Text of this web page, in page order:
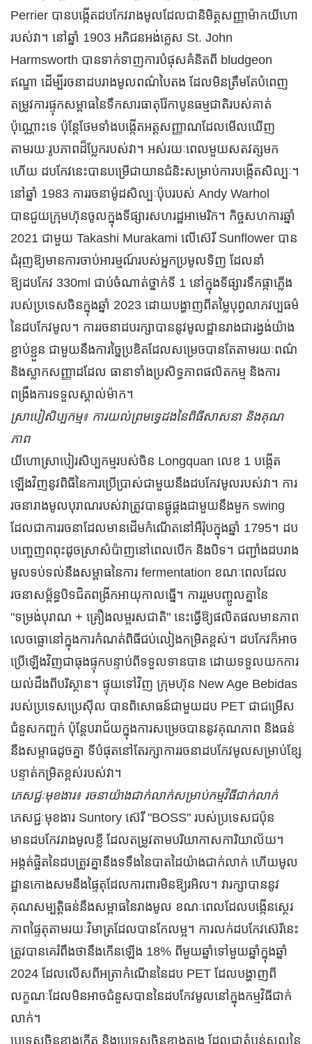
Perrier បានបង្កើតដបកែវរាងមូលដែលជានិមិត្តសញ្ញាម៉ាកយីហោ
របស់វា។ នៅឆ្នាំ 1903 អភិជនអង់គ្លេស St. John
Harmsworth បានទាក់ទាញការបំផុសគំនិតពី bludgeon
ឥណ្ឌា ដើម្បីរចនាដបរាងមូលពណ៌បៃតង ដែលមិនត្រឹមតែបំពេញ
តម្រូវការផ្ទុកសម្ពាធនៃទឹកសារធាតុរ៉ែកាបូនធម្មជាតិរបស់គាត់
ប៉ុណ្ណោះទេ ប៉ុន្តែថែមទាំងបង្កើតអត្តសញ្ញាណដែលមើលឃើញ
តាមរយៈរូបភាពដ៏ប្លែករបស់វា។ អស់រយៈពេលមួយសតវត្សមក
ហើយ ដបកែវនេះបានបម្រើជាយានជំនិះសម្រាប់ការបង្កើតសិល្បៈ។
នៅឆ្នាំ 1983 ការរចនាម៉ូដសិល្បៈប៉ុបរបស់ Andy Warhol
បានជួយក្រុមហ៊ុនចូលក្នុងទីផ្សារសហរដ្ឋអាមេរិក។ កិច្ចសហការឆ្នាំ
2021 ជាមួយ Takashi Murakami លើស៊េរី Sunflower បាន
ជំរុញឱ្យមានការចាប់អារម្មណ៍របស់អ្នកប្រមូលទិញ ដែលនាំ
ឱ្យដបកែវ 330ml ជាប់ចំណាត់ថ្នាក់ទី 1 នៅក្នុងទីផ្សារទឹកផ្កាភ្លើង
របស់ប្រទេសចិនក្នុងឆ្នាំ 2023 ដោយបង្ហាញពីតម្លៃបុព្វលាភវប្បធម៌
នៃដបកែវមូល។ ការរចនាដបរក្សាបាននូវមូលដ្ឋានរាងជារង្វង់យ៉ាង
ខ្ជាប់ខ្ជួន ជាមួយនឹងការច្នៃប្រឌិតដែលសម្រេចបានតែតាមរយៈពណ៌
និងស្លាកសញ្ញាដដែល ធានាទាំងប្រសិទ្ធភាពផលិតកម្ម និងការ
ពង្រឹងការទទួលស្គាល់ម៉ាក។
ស្រាបៀសិប្បកម្ម៖ ការយល់ព្រមទ្វេដងនៃពិធីសាសនា និងគុណ
ភាព
យីហោស្រាបៀរសិប្បកម្មរបស់ចិន Longquan លេខ 1 បង្កើត
ឡើងវិញនូវពិធីនៃការប្រើប្រាស់ជាមួយនឹងដបកែវមូលរបស់វា។ ការ
រចនារាងមូលបុរាណរបស់វាត្រូវបានផ្គូផ្គងជាមួយនឹងមួក swing
ដែលជាការរចនាដែលមានដើមកំណើតនៅអឺរ៉ុបក្នុងឆ្នាំ 1795។ ដប
បញ្ចេញពពុះដូចស្រាសំប៉ាញនៅពេលបើក និងបិទ។ ជញ្ជាំងដបរាង
មូលទប់ទល់នឹងសម្ពាធនៃការ fermentation ខណៈពេលដែល
រចនាសម្ព័ន្ធបិទជិតពង្រីកអាយុកាលធ្នើ។ ការរួមបញ្ចូលគ្នានៃ
"ទម្រង់បុរាណ + គ្រឿងលម្អរសជាតិ" នេះធ្វើឱ្យផលិតផលមានភាព
លេចធ្លោនៅក្នុងការកំណត់ពិធីជប់លៀងកម្រិតខ្ពស់។ ដបកែវក៏អាច
ប្រើឡើងវិញជាធុងផ្ទុកបន្ទាប់ពីទទួលទានបាន ដោយទទួលយកការ
យល់ដឹងពីបរិស្ថាន។ ផ្ទុយទៅវិញ ក្រុមហ៊ុន New Age Bebidas
របស់ប្រទេសប្រេស៊ីល បានពិសោធន៍ជាមួយដប PET ជាជម្រើស
ជំនួសកញ្ចក់ ប៉ុន្តែបរាជ័យក្នុងការសម្រេចបាននូវគុណភាព និងធន់
នឹងសម្ពាធដូចគ្នា ទីបំផុតនៅតែរក្សាការរចនាដបកែវមូលសម្រាប់ខ្សែ
បន្ទាត់កម្រិតខ្ពស់របស់វា។
ភេសជ្ជៈមុខងារ៖ រចនាយ៉ាងជាក់លាក់សម្រាប់កម្មវិធីជាក់លាក់
ភេសជ្ជៈមុខងារ Suntory ស៊េរី "BOSS" របស់ប្រទេសជប៉ុន
មានដបកែវរាងមូលខ្លី ដែលតម្រូវតាមបរិយាកាសការិយាល័យ។
អង្កត់ផ្ចិតនៃដបត្រូវគ្នានឹងទទឹងនៃបាតដៃយ៉ាងជាក់លាក់ ហើយមូល
ដ្ឋានកោងសមនឹងផ្ទៃតុដែលការពារមិនឱ្យរអិល។ វារក្សាបាននូវ
គុណសម្បត្តិធន់នឹងសម្ពាធនៃរាងមូល ខណៈពេលដែលបង្កើនស្ថេរ
ភាពផ្ទៃតុតាមរយៈវិមាត្រដែលបានកែលម្អ។ ការលក់ដបកែវស៊េរីនេះ
ត្រូវបានគេរំពឹងថានឹងកើនឡើង 18% ពីមួយឆ្នាំទៅមួយឆ្នាំក្នុងឆ្នាំ
2024 ដែលលើសពីអត្រាកំណើននៃដប PET ដែលបង្ហាញពី
លក្ខណៈដែលមិនអាចជំនួសបាននៃដបកែវមូលនៅក្នុងកម្មវិធីជាក់
លាក់។
ប្រទេសចិនខាងកើត និងប្រទេសចិនខាងត្បូង ដែលជាតំបន់ស្នូលនៃ